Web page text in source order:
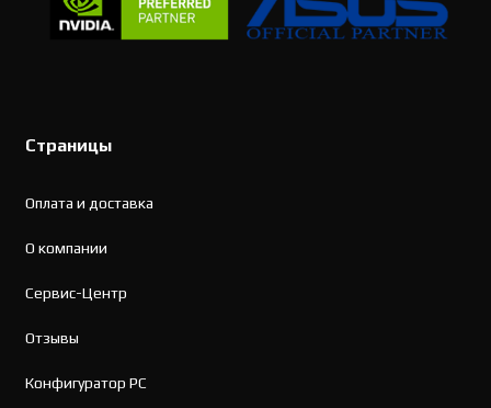
Страницы
Оплата и доставка
О компании
Сервис-Центр
Отзывы
Конфигуратор PC